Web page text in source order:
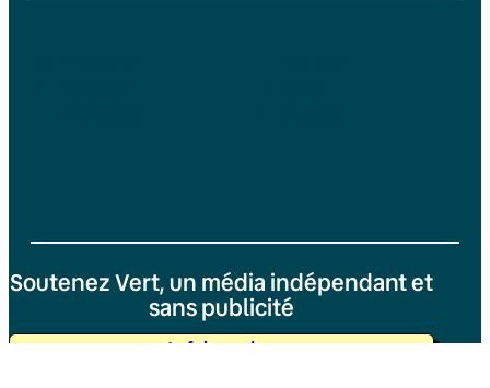
Soutenez Vert, un média indépendant et
sans publicité
Je fais un don